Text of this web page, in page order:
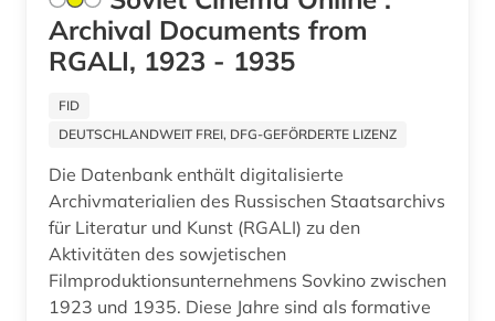
Archival Documents from
RGALI, 1923 - 1935
FID
DEUTSCHLANDWEIT FREI, DFG-GEFÖRDERTE LIZENZ
Die Datenbank enthält digitalisierte
Archivmaterialien des Russischen Staatsarchivs
für Literatur und Kunst (RGALI) zu den
Aktivitäten des sowjetischen
Filmproduktionsunternehmens Sovkino zwischen
1923 und 1935. Diese Jahre sind als formative